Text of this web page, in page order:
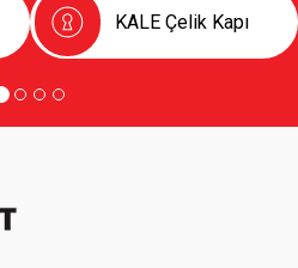
KALE Çelik Kapı